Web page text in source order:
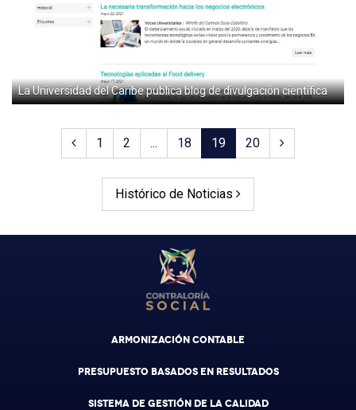
La Universidad del Caribe publica blog de divulgación científica
1 2 ... 18 19 20
Histórico de Noticias
ARMONIZACIÓN CONTABLE
PRESUPUESTO BASADOS EN RESULTADOS
SISTEMA DE GESTIÓN DE LA CALIDAD